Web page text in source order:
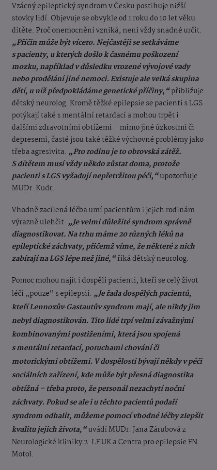
Vzácný epileptický syndrom v Česku postihuje nižší
stovky lidí. Objevuje se obvykle od 1 roku do 10 let věku
dítěte. Proč onemocnění vzniká, není vždy snadné určit.
„Příčin může být vícero. Nejčastěji se setkáváme
s pacienty, u kterých došlo k časnému poškození
mozku, například v důsledku vrozené vývojové vady
nebo prodělání jiné nemoci. Existuje ale velká skupina
dětí, u níž předpokládáme genetické příčiny,“přibližuje
dětský neurolog. Kromě těžké epilepsie se pacienti s LGS
potýkají také s mentální retardací a mohou trpět i
dalšími zdravotními obtížemi – mimo jiné úzkostmi či
depresemi, časté jsou také těžké výchovné problémy jako
třeba agresivita. „Pro rodinu je to obrovská zátěž.
S dítětem musí vždy někdo zůstat doma, protože
pacienti s LGS vyžadují nepřetržitou péči,“upozorňuje
MUDr. Kudr.
Vhodně zacílená léčba umí pacientům i jejich rodinám
výrazně ulehčit. „Je velmi důležité syndrom správně
diagnostikovat. Na trhu máme 20 různých léků na
epileptické záchvaty, přičemž víme, že některé z nich
zabírají na LGS lépe než jiné,“říká dětský neurolog.
Pomoc mohou najít i dospělí pacienti, kteří se celý život
léčí „pouze“ s epilepsií. „Je řada dospělých pacientů,
kteří Lennoxův‑Gastautův syndrom mají, ale nikdy jim
nebyl diagnostikován. Tito lidé trpí velmi závažnými
kombinovanými postiženími, která jsou spojená
s mentální retardací, poruchami chování či
motorickými obtížemi. V dospělosti bývají někdy v péči
sociálních zařízení, kde může být přesná diagnostika
obtížná – třeba proto, že personál nezachytí noční
záchvaty. Pokud se ale i u těchto pacientů podaří
syndrom odhalit, můžeme pomocí vhodné léčby zlepšit
kvalitu jejich života,“uvádí MUDr. Jana Zárubová z
Neurologické kliniky 2. LF UK a Centra pro epilepsie FN
Motol.